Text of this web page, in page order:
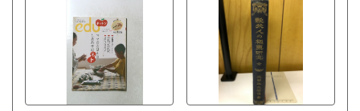
058-322-2366
----------------------------------------
取り扱い分野
オールジャンル、戦前紙モノ、古典籍